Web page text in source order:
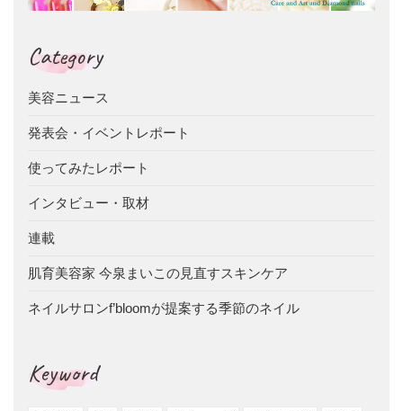
Category
美容ニュース
発表会・イベントレポート
使ってみたレポート
インタビュー・取材
連載
肌育美容家 今泉まいこの見直すスキンケア
ネイルサロンf’bloomが提案する季節のネイル
Keyword